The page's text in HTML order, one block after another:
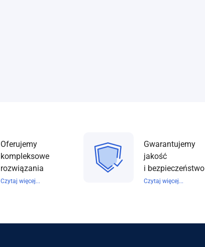
Oferujemy
kompleksowe
rozwiązania
Czytaj więcej...
Gwarantujemy
jakość
i bezpieczeństwo
Czytaj więcej...